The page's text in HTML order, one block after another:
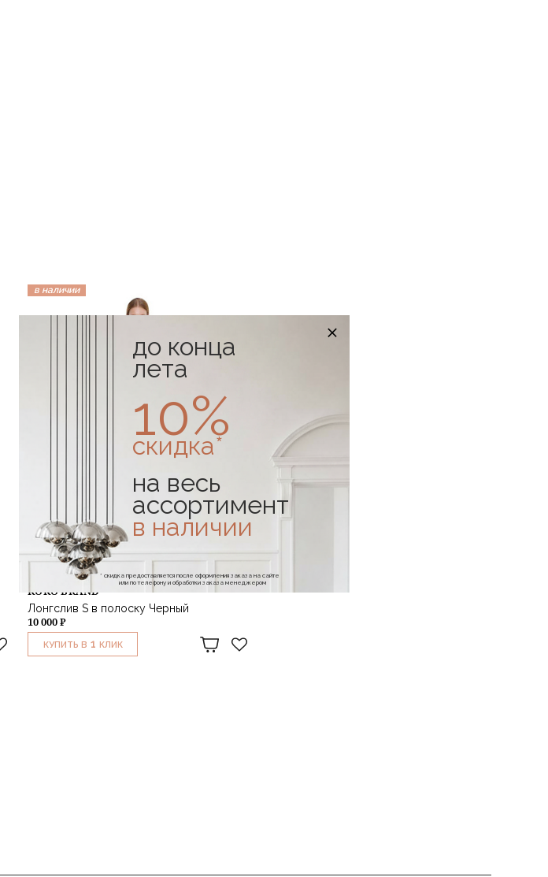
в наличии
KOKO BRAND
Лонгслив S в полоску Черный
10 000 ₽
КУПИТЬ В 1 КЛИК
до конца
лета
10%
скидка*
на весь
ассортимент
в наличии
* скидка предоставляется после оформления заказа на сайте
или по телефону и обработки заказа менеджером